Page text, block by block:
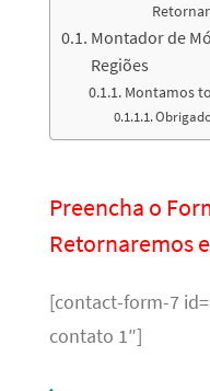
Montador de
Regiões
Montamos
Preencha o
Retornaremos
[contact-form-7
contato 1″]